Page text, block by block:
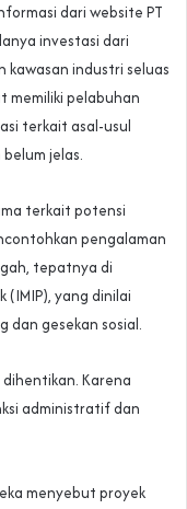
dari website PT
investasi dari
kawasan industri seluas
memiliki pelabuhan
terkait asal-usul
jelas.
terkait potensi
pengalaman
tepatnya di
(IMIP), yang dinilai
dan gesekan sosial.
Karena
administratif dan
menyebut proyek